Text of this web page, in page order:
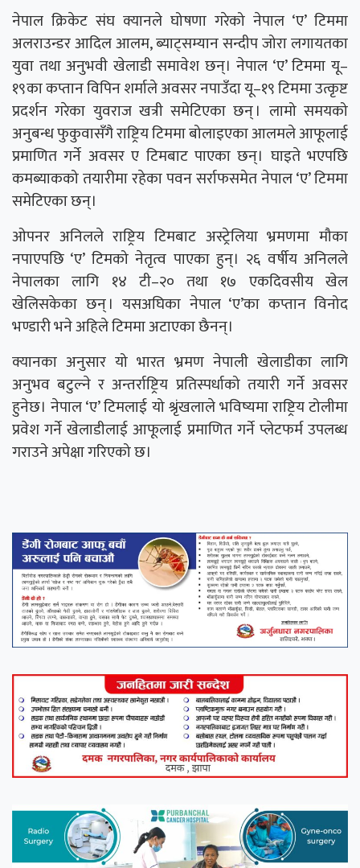
नेपाल क्रिकेट संघ क्यानले घोषणा गरेको नेपाल ‘ए’ टिममा
अलराउन्डर आदिल आलम, ब्याट्सम्यान सन्दीप जोरा लगायतका
युवा तथा अनुभवी खेलाडी समावेश छन्। नेपाल ‘ए’ टिममा यू–
१९का कप्तान विपिन शर्माले अवसर नपाउँदा यू–१९ टिममा उत्कृष्ट
प्रदर्शन गरेका युवराज खत्री समेटिएका छन् । लामो समयको
अनुबन्ध फुकुवासँगै राष्ट्रिय टिममा बोलाइएका आलमले आफूलाई
प्रमाणित गर्ने अवसर ए टिमबाट पाएका छन्। घाइते भएपछि
कमब्याकको तयारीमा रहेका पवन सर्राफसमेत नेपाल ‘ए’ टिममा
समेटिएका छन्।
ओपनर अनिलले राष्ट्रिय टिमबाट अस्ट्रेलिया भ्रमणमा मौका
नपाएपछि ‘ए’ टिमको नेतृत्व पाएका हुन्। २६ वर्षीय अनिलले
नेपालका लागि १४ टी–२० तथा १७ एकदिवसीय खेल
खेलिसकेका छन् । यसअघिका नेपाल ‘ए’का कप्तान विनोद
भण्डारी भने अहिले टिममा अटाएका छैनन्।
क्यानका अनुसार यो भारत भ्रमण नेपाली खेलाडीका लागि
अनुभव बटुल्ने र अन्तर्राष्ट्रिय प्रतिस्पर्धाको तयारी गर्ने अवसर
हुनेछ। नेपाल ‘ए’ टिमलाई यो श्रृंखलाले भविष्यमा राष्ट्रिय टोलीमा
प्रवेश गर्ने खेलाडीलाई आफूलाई प्रमाणित गर्ने प्लेटफर्म उपलब्ध
गराउने अपेक्षा गरिएको छ।